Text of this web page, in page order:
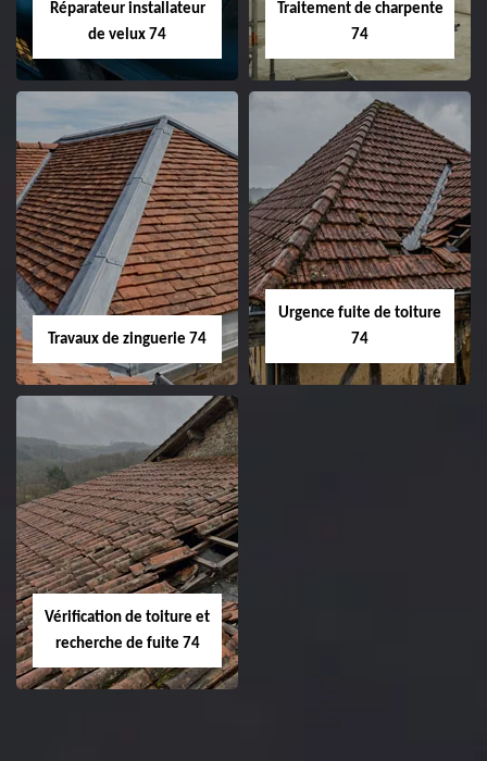
Réparateur installateur
de velux 74
Traitement de charpente
74
Travaux de zinguerie 74
Urgence fuite de toiture
74
Vérification de toiture et
recherche de fuite 74